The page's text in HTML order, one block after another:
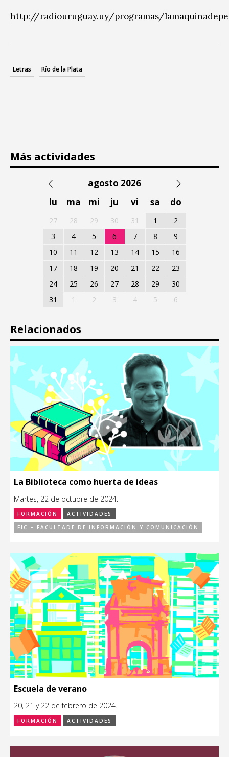
http://radiouruguay.uy/programas/
Letras Río de la Plata
Más actividades
agosto 2026
lu
ma mi ju vi sa do
27 28 29 30 31 1
2
3
4 5 6 7 8
9
10
11 12 13 14 15
16
17
18 19 20 21 22
23
24
25 26 27 28 29
30
31
1 2 3 4 5 6
Relacionados
La Biblioteca como huerta de ideas
Martes, 22 de octubre de 2024.
FORMACIÓN
ACTIVIDADES
FIC – FACULTADE DE INFORMACIÓN Y COMUNICACIÓN
Escuela de verano
20, 21 y 22 de febrero de 2024.
FORMACIÓN ACTIVIDADES